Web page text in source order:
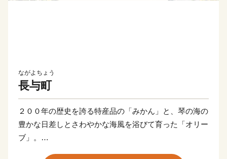
ながよちょう
長与町
２００年の歴史を誇る特産品の「みかん」と、琴の海の
豊かな日差しとさわやかな海風を浴びて育った「オリー
ブ」。